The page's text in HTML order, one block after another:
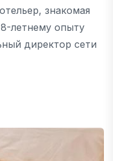
знакомая
летнему опыту
директор cети